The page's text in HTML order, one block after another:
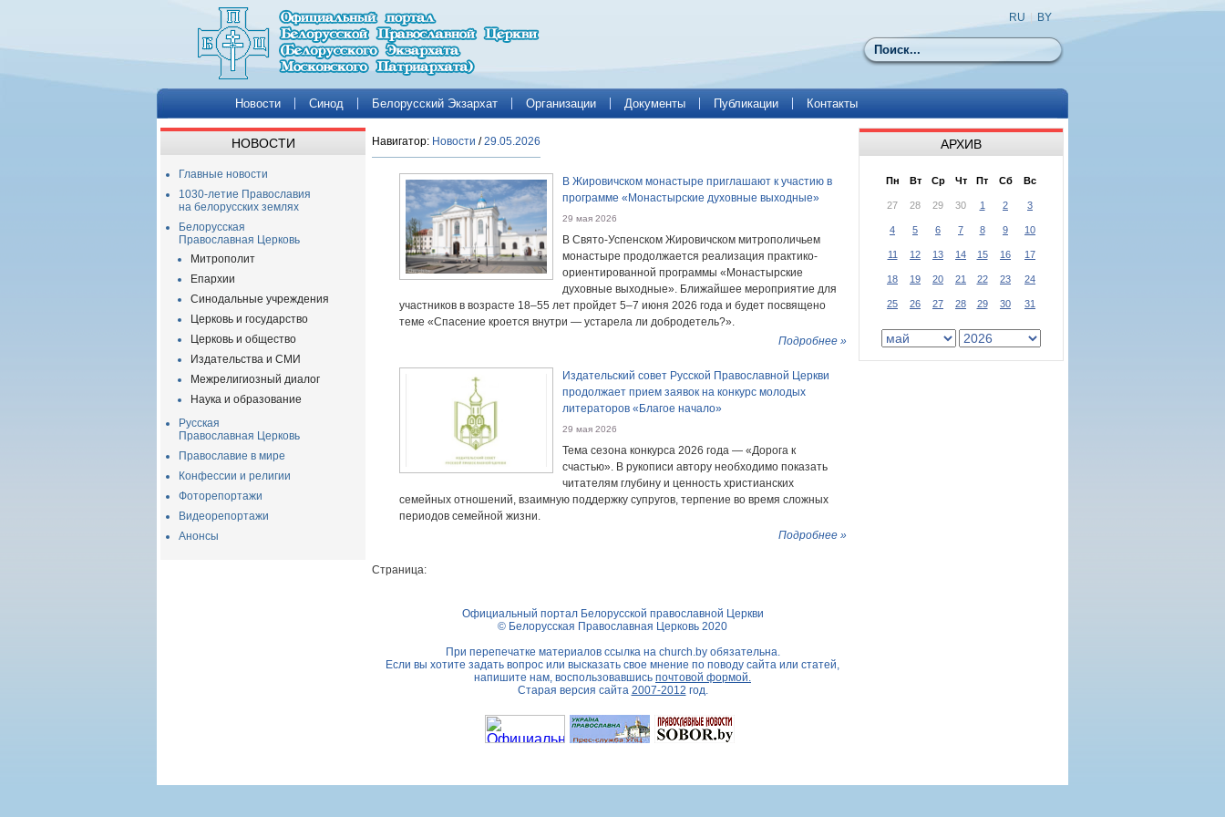
Поиск
RU BY
Новости Синод Белорусский Экзархат Организации Документы Публикации Контакты
НОВОСТИ
Главные новости
1030-летие Православия
на белорусских землях
Белорусская
Православная Церковь
Митрополит
Епархии
Синодальные учреждения
Церковь и государство
Церковь и общество
Издательства и СМИ
Межрелигиозный диалог
Наука и образование
Русская
Православная Церковь
Православие в мире
Конфессии и религии
Фоторепортажи
Видеорепортажи
Анонсы
Навигатор: Новости /29.05.2026
В Жировичском монастыре приглашают к участию в
программе «Монастырские духовные выходные»
29 мая 2026
В Свято-Успенском Жировичском митрополичьем
монастыре продолжается реализация практико-
ориентированной программы «Монастырские
духовные выходные». Ближайшее мероприятие для
участников в возрасте 18–55 лет пройдет 5–7 июня 2026 года и будет посвящено
теме «Спасение кроется внутри — устарела ли добродетель?».
Подробнее »
Издательский совет Русской Православной Церкви
продолжает прием заявок на конкурс молодых
литераторов «Благое начало»
29 мая 2026
Тема сезона конкурса 2026 года — «Дорога к
счастью». В рукописи автору необходимо показать
читателям глубину и ценность христианских
семейных отношений, взаимную поддержку супругов, терпение во время сложных
периодов семейной жизни.
Подробнее »
Страница:
АРХИВ
Пн Вт Ср Чт Пт Сб Вс
27 28 29 30 1 2 3
4 5 6 7 8 9 10
11 12 13 14 15 16 17
18 19 20 21 22 23 24
25 26 27 28 29 30 31
Официальный портал Белорусской православной Церкви
© Белорусская Православная Церковь 2020
При перепечатке материалов ссылка на church.byобязательна.
Если вы хотите задать вопрос или высказать свое мнение по поводу сайта или статей,
напишите нам, воспользовавшись почтовой формой.
Старая версия сайта 2007-2012 год.